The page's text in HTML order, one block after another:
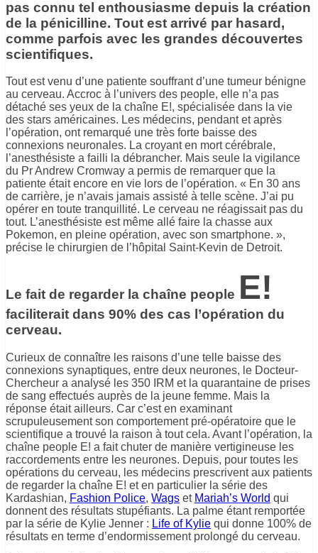
pas connu tel enthousiasme depuis la création
de la pénicilline. Tout est arrivé par hasard,
comme parfois avec les grandes découvertes
scientifiques.
Tout est venu d’une patiente souffrant d’une tumeur bénigne
au cerveau. Accroc à l’univers des people, elle n’a pas
détaché ses yeux de la chaîne E!, spécialisée dans la vie
des stars américaines. Les médecins, pendant et après
l’opération, ont remarqué une très forte baisse des
connexions neuronales. La croyant en mort cérébrale,
l’anesthésiste a failli la débrancher. Mais seule la vigilance
du Pr Andrew Cromway a permis de remarquer que la
patiente était encore en vie lors de l’opération. « En 30 ans
de carrière, je n’avais jamais assisté à telle scène. J’ai pu
opérer en toute tranquillité. Le cerveau ne réagissait pas du
tout. L’anesthésiste est même allé faire la chasse aux
Pokemon, en pleine opération, avec son smartphone. »,
précise le chirurgien de l’hôpital Saint-Kevin de Detroit.
Le fait de regarder la chaîne people E!
faciliterait dans 90% des cas l’opération du
cerveau.
Curieux de connaître les raisons d’une telle baisse des
connexions synaptiques, entre deux neurones, le Docteur-
Chercheur a analysé les 350 IRM et la quarantaine de prises
de sang effectués auprès de la jeune femme. Mais la
réponse était ailleurs. Car c’est en examinant
scrupuleusement son comportement pré-opératoire que le
scientifique a trouvé la raison à tout cela. Avant l’opération, la
chaîne people E! a fait chuter de manière vertigineuse les
raccordements entre les neurones. Depuis, pour toutes les
opérations du cerveau, les médecins prescrivent aux patients
de regarder la chaîne E! et en particulier la série des
Kardashian, Fashion Police, Wags et Mariah’s World qui
donnent des résultats stupéfiants. La palme étant remportée
par la série de Kylie Jenner : Life of Kylie qui donne 100% de
résultats en terme d’endormissement prolongé du cerveau.